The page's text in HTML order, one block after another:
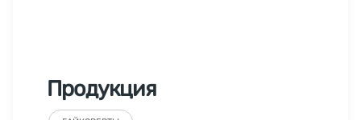
Продукция